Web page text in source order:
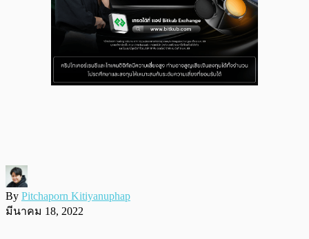
By Pitchaporn Kitiyanuphap
มีนาคม 18, 2022